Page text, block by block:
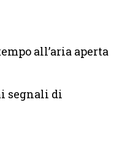
all’aria aperta
segnali di